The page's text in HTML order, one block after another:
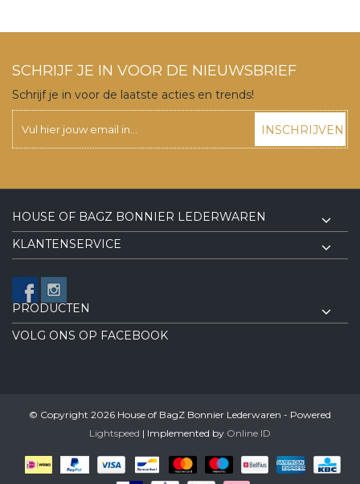
SCHRIJF JE IN VOOR DE NIEUWSBRIEF
Schrijf je in voor de laatste acties en trends!
INSCHRIJVEN
HOUSE OF BAGZ BONNIER LEDERWAREN
KLANTENSERVICE
PRODUCTEN
VOLG ONS OP FACEBOOK
© Copyright 2026 House of BagZ Bonnier Lederwaren - Powered
Lightspeed | Implemented by Online ID